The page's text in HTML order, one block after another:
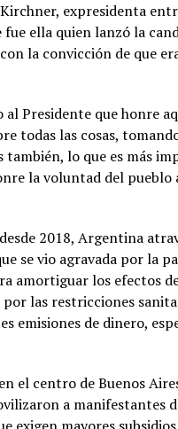
expresidenta
fue ella quien lanzó la
la convicción de que
al Presidente que honre
todas las cosas,
también, lo que es más
la voluntad del pueblo
2018, Argentina
se vio agravada por la
amortiguar los efectos
las restricciones
emisiones de dinero,
el centro de Buenos
a manifestantes